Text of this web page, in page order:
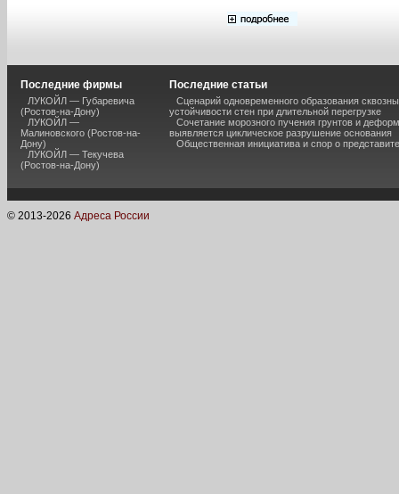
Последние фирмы
ЛУКОЙЛ — Губаревича
(Ростов-на-Дону)
ЛУКОЙЛ —
Малиновского (Ростов-на-
Дону)
ЛУКОЙЛ — Текучева
(Ростов-на-Дону)
Последние статьи
Сценарий одновременного образования
устойчивости стен при длительной перегрузке
Сочетание морозного пучения грунтов и
выявляется циклическое разрушение основания
Общественная инициатива и спор о
© 2013-2026 Адреса России